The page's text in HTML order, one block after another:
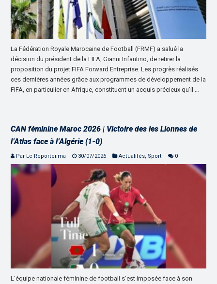
La Fédération Royale Marocaine de Football (FRMF) a salué la
décision du président de la FIFA, Gianni Infantino, de retirer la
proposition du projet FIFA Forward Entreprise. Les progrès réalisés
ces dernières années grâce aux programmes de développement de la
FIFA, en particulier en Afrique, constituent un acquis précieux qu’il …
CAN féminine Maroc 2026 | Victoire des les Lionnes de
l’Atlas face à l’Algérie (1-0)
Par Le Reporter.ma 30/07/2026 Actualités, Sport 0
L’équipe nationale féminine de football s’est imposée face à son